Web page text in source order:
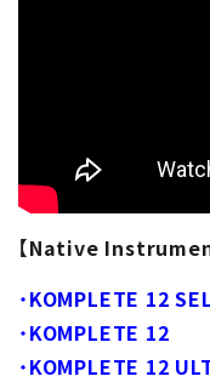
【Native
・KOMPLETE 12
・KOMPLETE 12
・KOMPLETE 12